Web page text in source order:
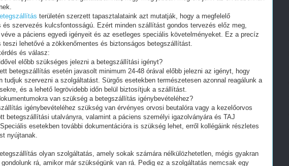
területén szerzett tapasztalataink azt mutatják, hogy a megfelelő
és szervezés kulcsfontosságú. Ezért minden szállítást gondos tervezés előz meg,
a páciens egyedi igényeit és az esetleges speciális követelményeket. Ez a precíz
teszi lehetővé a zökkenőmentes és biztonságos betegszállítást.
és válasz:
előbb szükséges jelezni a betegszállítási igényt?
betegszállítás esetén javasolt minimum 24-48 órával előbb jelezni az igényt, hogy
tudjuk szervezni a szolgáltatást. Sürgős esetekben természetesen azonnal reagálunk a
és a lehető legrövidebb időn belül biztosítjuk a szállítást.
van szükség a betegszállítás igénybevételéhez?
igénybevételéhez szükség van érvényes orvosi beutalóra vagy a kezelőorvos
betegszállítási utalványra, valamint a páciens személyi igazolványára és TAJ
esetekben további dokumentációra is szükség lehet, erről kollégáink részletes
nyújtanak.
olyan szolgáltatás, amely sokak számára nélkülözhetetlen, mégis gyakran
rá, amikor már szükségünk van rá. Pedig ez a szolgáltatás nemcsak egy